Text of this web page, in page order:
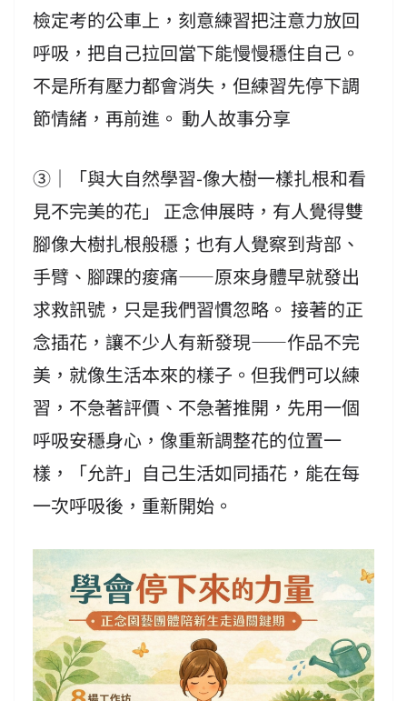
檢定考的公車上，刻意練習把注意力放回
呼吸，把自己拉回當下能慢慢穩住自己。
不是所有壓力都會消失，但練習先停下調
節情緒，再前進。 動人故事分享
③｜「與大自然學習-像大樹一樣扎根和看
見不完美的花」 正念伸展時，有人覺得雙
腳像大樹扎根般穩；也有人覺察到背部、
手臂、腳踝的痠痛——原來身體早就發出
求救訊號，只是我們習慣忽略。 接著的正
念插花，讓不少人有新發現——作品不完
美，就像生活本來的樣子。但我們可以練
習，不急著評價、不急著推開，先用一個
呼吸安穩身心，像重新調整花的位置一
樣，「允許」自己生活如同插花，能在每
一次呼吸後，重新開始。